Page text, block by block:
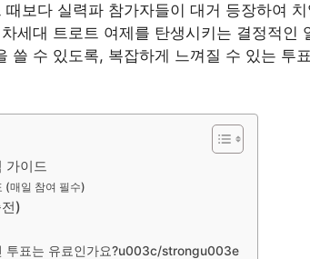
보다 실력파 참가자들이 대거 등장하여
세대 트로트 여제를 탄생시키는 결정적인
쓸 수 있도록, 복잡하게 느껴질 수 있는 투
가이드
(매일 참여 필수)
)
표는 유료인가요?u003c/strongu003e